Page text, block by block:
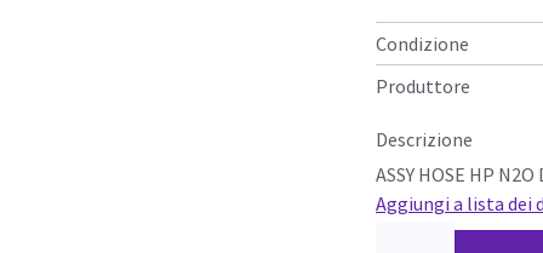
Condizione
Produttore
Descrizione
ASSY HOSE HP
Aggiungi a lista dei